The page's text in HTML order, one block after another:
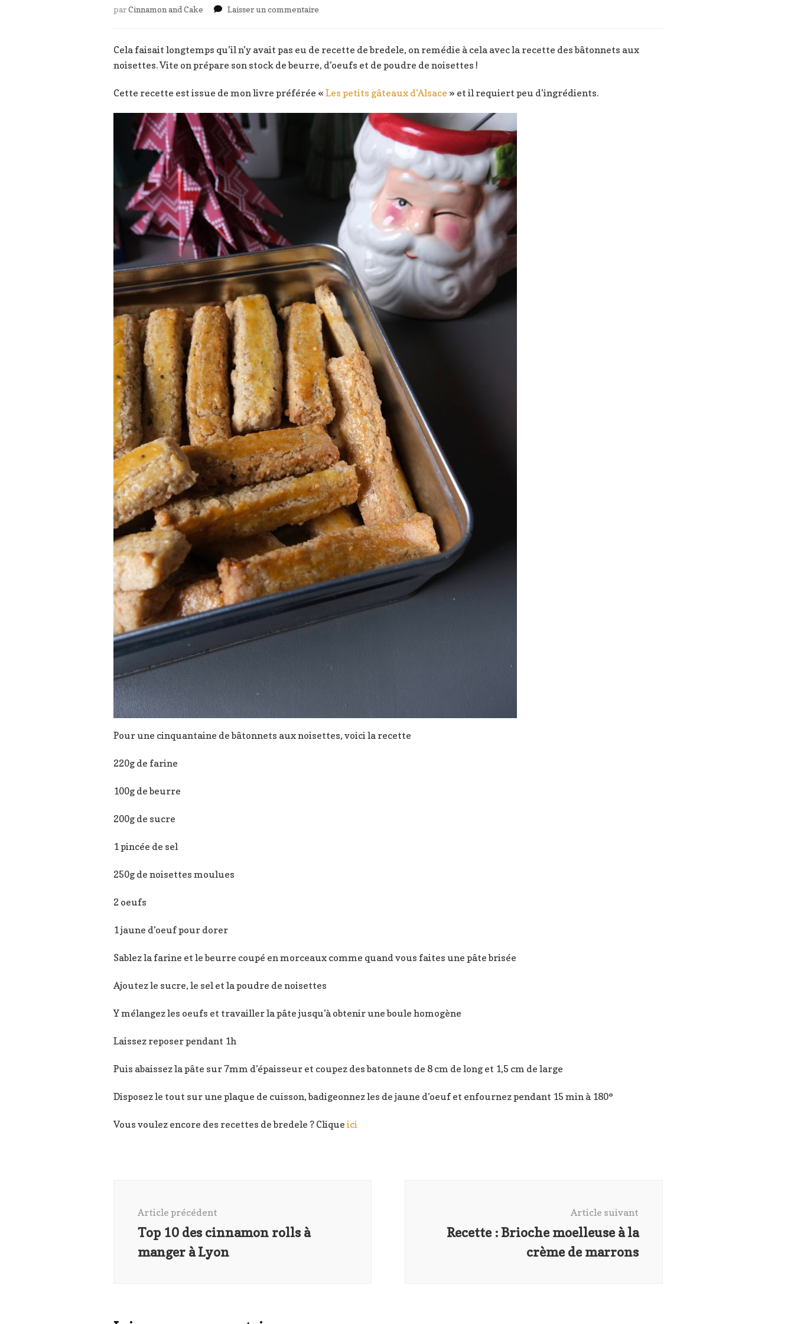
parCinnamon and Cake Laisser un commentaire
aux
Cela faisait longtemps qu’il n’y avait pas eu de recette de bredele, on remédie à cela avec la recette des bâtonnets aux
noisettes. Vite on prépare son stock de beurre, d’oeufs et de poudre de noisettes !
Cette recette est issue de mon livre préférée « Les petits gâteaux d’Alsace » et il requiert peu d’ingrédients.
Pour une cinquantaine de bâtonnets aux noisettes, voici la recette
220g de farine
100g de beurre
200g de sucre
1 pincée de sel
250g de noisettes moulues
2 oeufs
1 jaune d’oeuf pour dorer
Sablez la farine et le beurre coupé en morceaux comme quand vous faites une pâte brisée
Ajoutez le sucre, le sel et la poudre de noisettes
Y mélangez les oeufs et travailler la pâte jusqu’à obtenir une boule homogène
Laissez reposer pendant 1h
Puis abaissez la pâte sur 7mm d’épaisseur et coupez des batonnets de 8 cm de long et 1,5 cm de large
Disposez le tout sur une plaque de cuisson, badigeonnez les de jaune d’oeuf et enfournez pendant 15 min à 180°
Vous voulez encore des recettes de bredele ? Cliqueici
Article précédent
Top 10 des cinnamon rolls à
manger à Lyon
Article suivant
Recette : Brioche moelleuse à la
crème de marrons